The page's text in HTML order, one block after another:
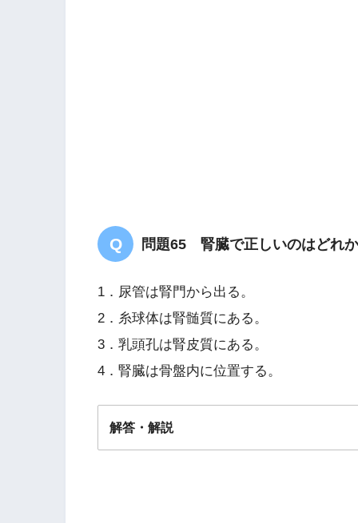
問題65 腎臓で正しいのはどれ
1．尿管は腎門から出る。
2．糸球体は腎髄質にある。
3．乳頭孔は腎皮質にある。
4．腎臓は骨盤内に位置する。
解答・解説